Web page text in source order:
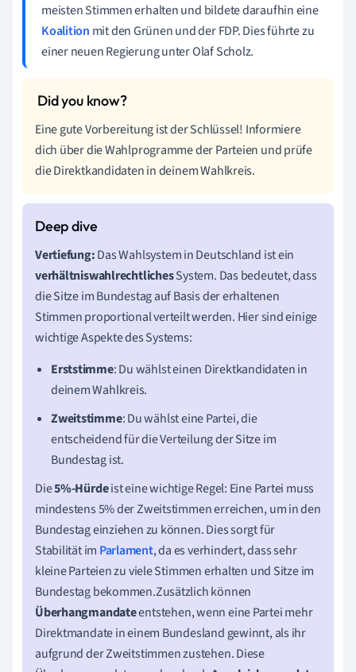
meisten Stimmen erhalten und bildete daraufhin eine
Koalition mit den Grünen und der FDP. Dies führte zu
einer neuen Regierung unter Olaf Scholz.
Eine gute Vorbereitung ist der Schlüssel! Informiere
dich über die Wahlprogramme der Parteien und prüfe
die Direktkandidaten in deinem Wahlkreis.
Vertiefung:Das Wahlsystem in Deutschland ist ein
verhältniswahlrechtlichesSystem. Das bedeutet, dass
die Sitze im Bundestag auf Basis der erhaltenen
Stimmen proportional verteilt werden. Hier sind einige
wichtige Aspekte des Systems:
Erststimme: Du wählst einen Direktkandidaten in
deinem Wahlkreis.
Zweitstimme: Du wählst eine Partei, die
entscheidend für die Verteilung der Sitze im
Bundestag ist.
Die5%-Hürdeist eine wichtige Regel: Eine Partei muss
mindestens 5% der Zweitstimmen erreichen, um in den
Bundestag einziehen zu können. Dies sorgt für
Stabilität im Parlament, da es verhindert, dass sehr
kleine Parteien zu viele Stimmen erhalten und Sitze im
Bundestag bekommen.Zusätzlich können
Überhangmandateentstehen, wenn eine Partei mehr
Direktmandate in einem Bundesland gewinnt, als ihr
aufgrund der Zweitstimmen zustehen. Diese